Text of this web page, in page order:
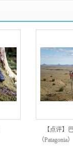
【点评】
（Patagonia